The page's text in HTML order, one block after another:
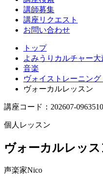
講師募集
講座リクエスト
お問い合わせ
トップ
よみうりカルチャー大
音楽
ヴォイストレーニン
ヴォーカルレッスン
講座コード：202607-
個人レッスン
ヴォーカルレッス
声楽家Nico